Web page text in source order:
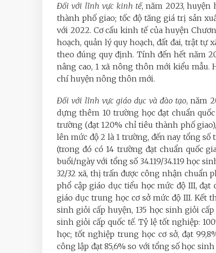
Đối với lĩnh vực kinh tế, năm 2023,
thành phố giao; tốc độ tăng giá trị sản
với 2022. Cơ cấu kinh tế của huyện
hoạch, quản lý quy hoạch, đất đai, trật tự
theo đúng quy định. Tính đến hết năm
nâng cao, 1 xã nông thôn mới kiểu mẫu.
chí huyện nông thôn mới.
Đối với lĩnh vực giáo dục và đào tạo, năm
dựng thêm 10 trường học đạt chuẩn
trường (đạt 120% chỉ tiêu thành phố
lên mức độ 2 là 1 trường, đến nay tổng số
(trong đó có 14 trường đạt chuẩn quốc
buổi/ngày với tổng số 34.119/34.119 học
32/32 xã, thị trấn được công nhận chuẩn
phổ cập giáo dục tiểu học mức độ III,
giáo dục trung học cơ sở mức độ III. Kết
sinh giỏi cấp huyện, 135 học sinh giỏi
sinh giỏi cấp quốc tế. Tỷ lệ tốt nghiệp:
học; tốt nghiệp trung học cơ sở, đạt
công lập đạt 85,6% so với tổng số học